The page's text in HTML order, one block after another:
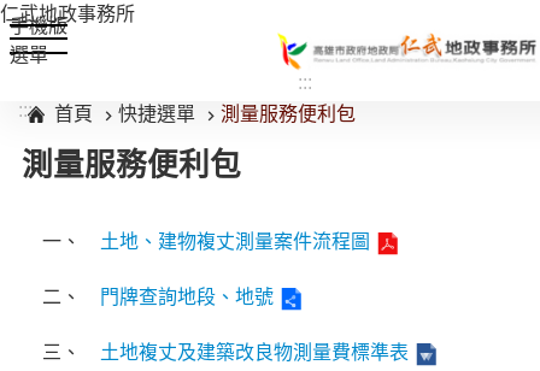
跳到主要內容區塊
手機版
選單
仁武地政事務所
:::
:::
首頁 快捷選單 測量服務便利包
測量服務便利包
一、 土地、建物複丈測量案件流程圖
二、 門牌查詢地段、地號
三、 土地複丈及建築改良物測量費標準表